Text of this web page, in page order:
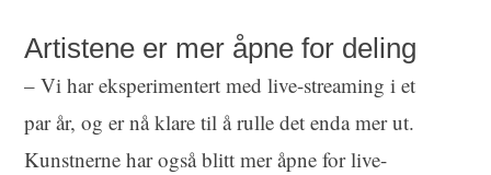
Artistene er mer åpne for deling
– Vi har eksperimentert med live-streaming i et
par år, og er nå klare til å rulle det enda mer ut.
Kunstnerne har også blitt mer åpne for live-